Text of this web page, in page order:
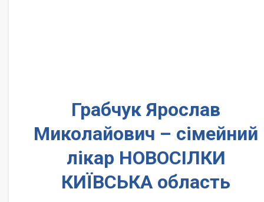
Грабчук Ярослав
Миколайович – сімейний
лікар НОВОСІЛКИ
КИЇВСЬКА область